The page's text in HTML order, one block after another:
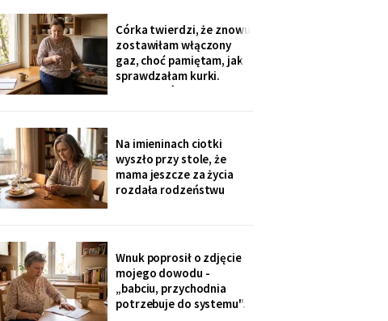
spotkałam dawną
sąsiadkę stamtąd: „Co
weekend inni ludzie z
walizkami, klucze w
skrzynce na szyfr.
Córka twierdzi, że znowu
zostawiłam włączony
gaz, choć pamiętam, jak
sprawdzałam kurki.
Klucze, które „zgubiłam",
sąsiadka wspomniała, że
córka była u mnie we
wtorek - kiedy ja
siedziałam w przychodni.
Nigdy nie dawałam
Na imieninach ciotki
wyszło przy stole, że
mama jeszcze za życia
rozdała rodzeństwu
dostałam jej różaniec, po
pogrzebie, z szuflady.
Siostra wyjaśniła: „Ty i
tak zawsze byłaś
ustawiona."
Wnuk poprosił o zdjęcie
mojego dowodu -
„babciu, przychodnia
potrzebuje do systemu".